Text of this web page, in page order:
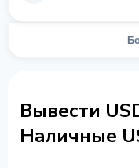
Вывести
Наличные